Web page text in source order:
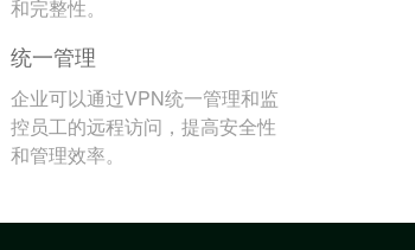
和完整性。
统一管理
企业可以通过VPN统一管理和监
控员工的远程访问，提高安全性
和管理效率。